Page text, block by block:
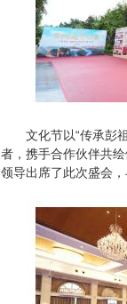
文化节以“传承彭祖
者，携手合作伙伴共
领导出席了此次盛会